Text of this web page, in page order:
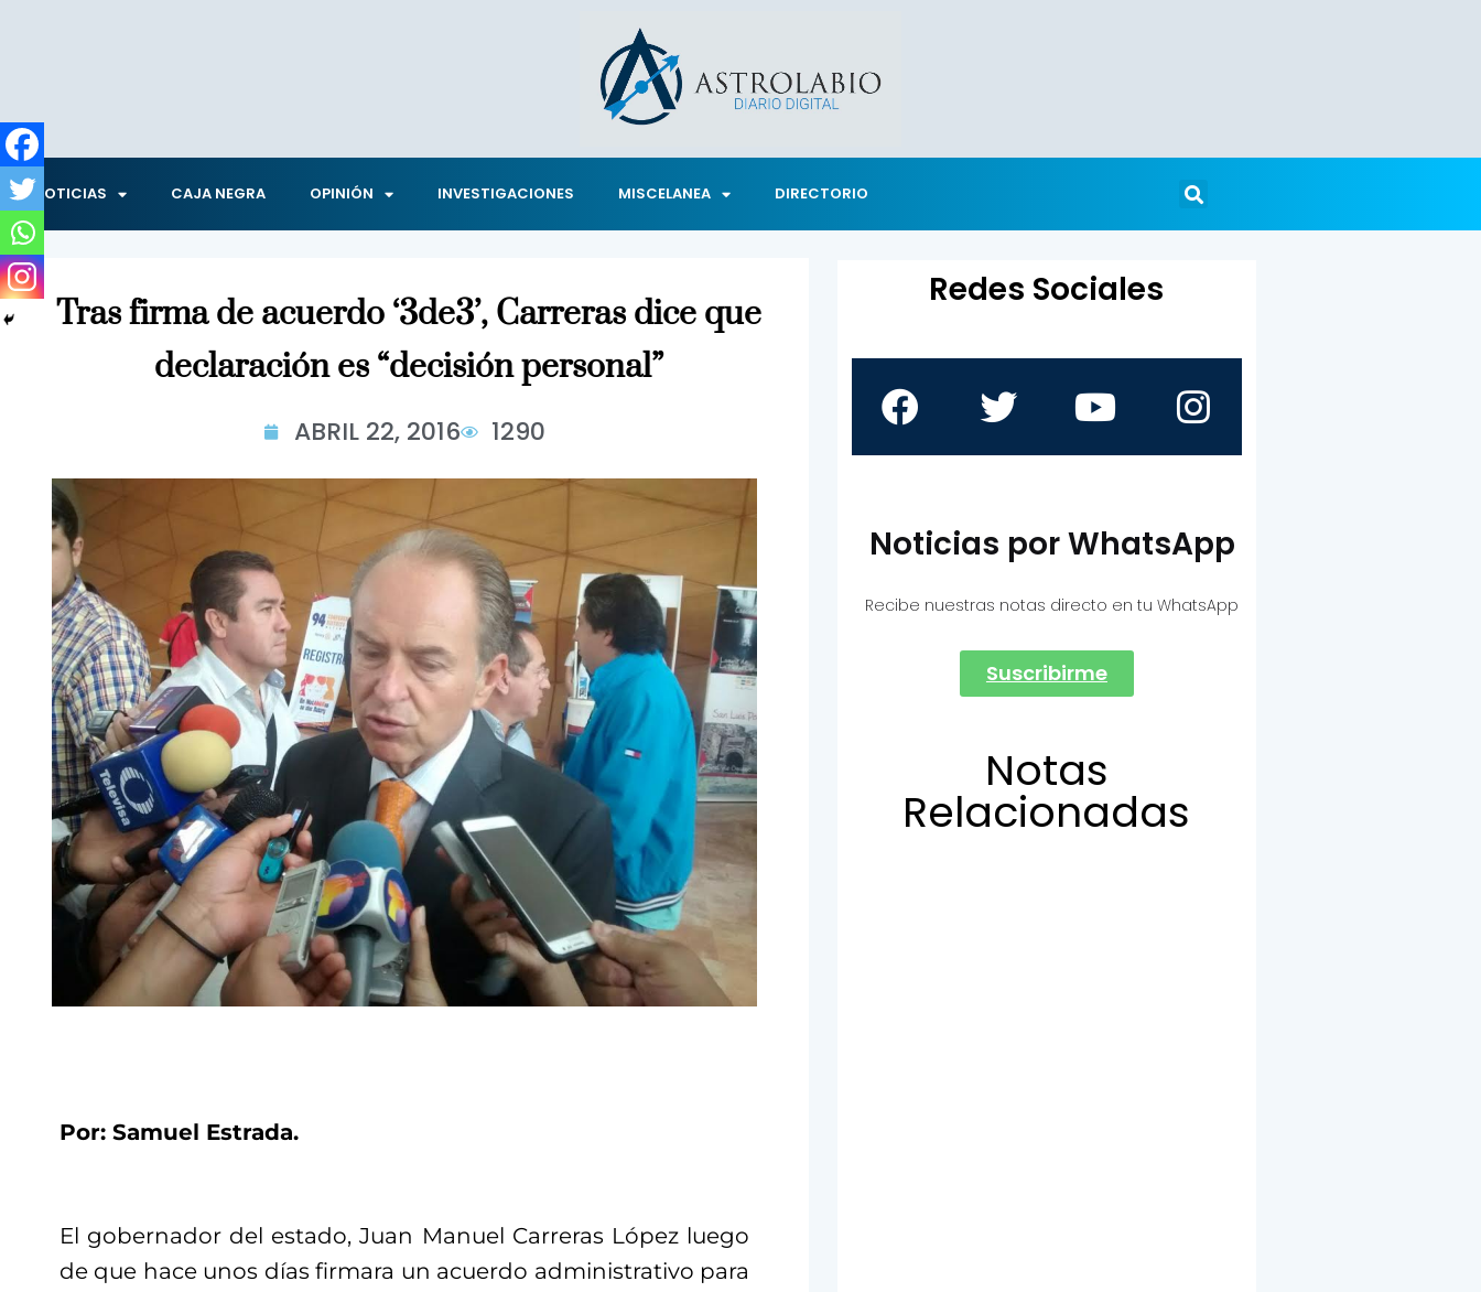
NOTICIAS CAJA NEGRA OPINIÓN INVESTIGACIONES MISCELANEA DIRECTORIO
Tras firma de acuerdo ‘3de3’, Carreras dice que
declaración es “decisión personal”
ABRIL 22, 2016 1290
Por: Samuel Estrada.
El gobernador del estado, Juan Manuel Carreras López luego
de que hace unos días firmara un acuerdo administrativo para
Redes Sociales
Noticias por WhatsApp
Recibe nuestras notas directo en tu WhatsApp
Suscribirme
Notas
Relacionadas